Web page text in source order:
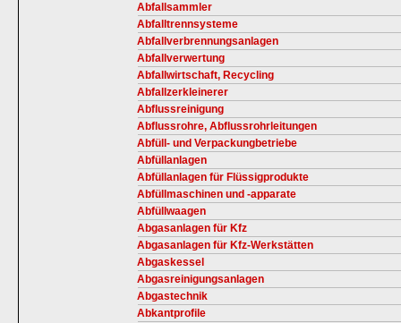
Abfallsammler
Abfalltrennsysteme
Abfallverbrennungsanlagen
Abfallverwertung
Abfallwirtschaft, Recycling
Abfallzerkleinerer
Abflussreinigung
Abflussrohre, Abflussrohrleitungen
Abfüll- und Verpackungbetriebe
Abfüllanlagen
Abfüllanlagen für Flüssigprodukte
Abfüllmaschinen und -apparate
Abfüllwaagen
Abgasanlagen für Kfz
Abgasanlagen für Kfz-Werkstätten
Abgaskessel
Abgasreinigungsanlagen
Abgastechnik
Abkantprofile